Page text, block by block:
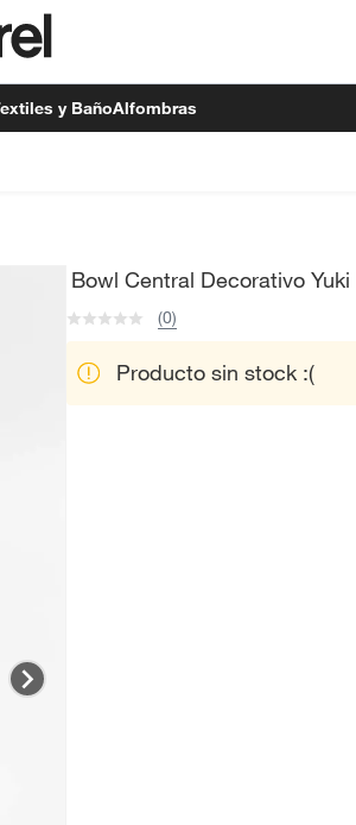
y BañoAlfombras
Bowl Central Decorativo
(0)
Producto sin stock :(